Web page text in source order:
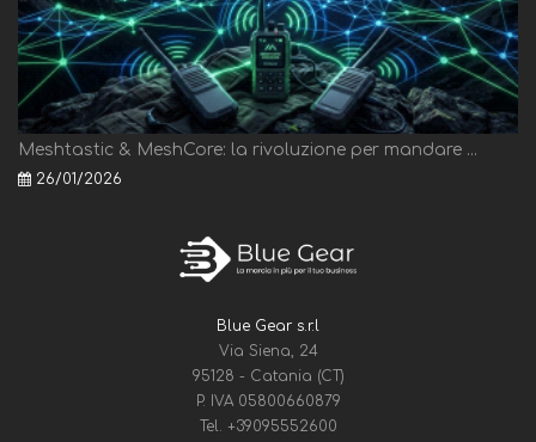
Meshtastic & MeshCore: la rivoluzione per mandare ...
26/01/2026
Blue Gear s.r.l
Via Siena, 24
95128 - Catania (CT)
P. IVA 05800660879
Tel. +39095552600